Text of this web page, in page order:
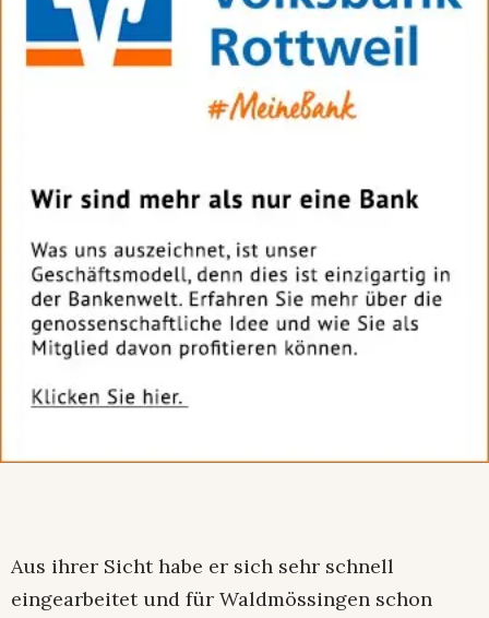
Aus ihrer Sicht habe er sich sehr schnell
eingearbeitet und für Waldmössingen schon